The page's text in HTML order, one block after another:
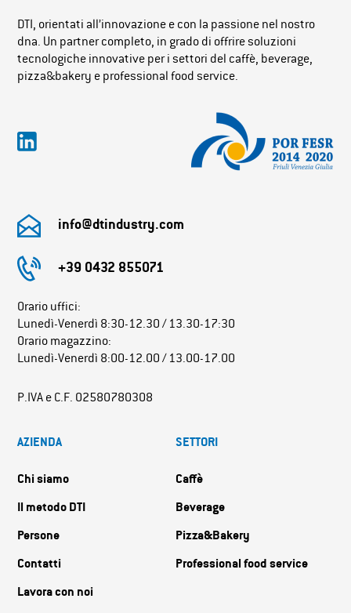
DTI, orientati all’innovazione e con la passione nel nostro
dna. Un partner completo, in grado di offrire soluzioni
tecnologiche innovative per i settori del caffè, beverage,
pizza&bakery e professional food service.
info@dtindustry.com
+39 0432 855071
Orario uffici:
Lunedì-Venerdì 8:30-12.30 / 13.30-17:30
Orario magazzino:
Lunedì-Venerdì 8:00-12.00 / 13.00-17.00
P.IVA e C.F. 02580780308
AZIENDA
Chi siamo
Il metodo DTI
Persone
Contatti
Lavora con noi
SETTORI
Caffè
Beverage
Pizza&Bakery
Professional food service